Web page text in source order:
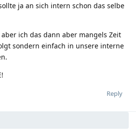
ja an sich intern schon das selbe
ich das dann aber mangels Zeit
sondern einfach in unsere interne
Reply